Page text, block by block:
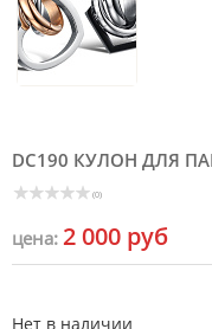
DC190 КУЛОН ДЛЯ
(0)
цена: 2 000 руб
Нет в наличии